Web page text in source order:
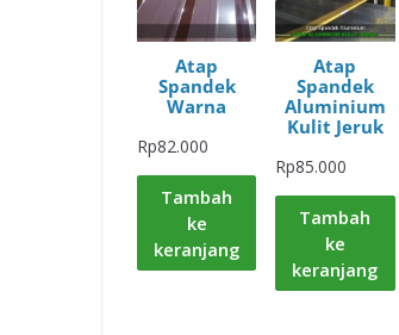
Atap
Spandek
Warna
Rp82.000
Tambah
ke
keranjang
Atap
Spandek
Aluminium
Kulit Jeruk
Rp85.000
Tambah
ke
keranjang